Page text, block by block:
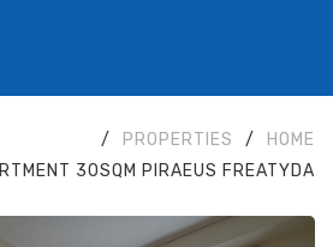
HOME
/
PROPERTIES
/
30SQM PIRAEUS FREATYDA